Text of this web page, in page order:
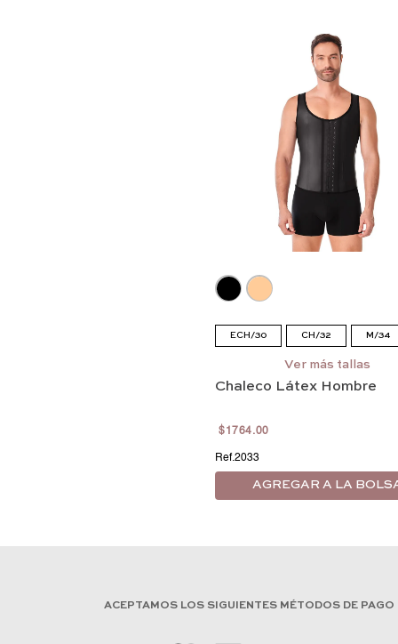
ECH/30 CH/32 M/34
EG/38 EEG/40
EEEG/42
Ver más tallas
Chaleco Látex Hombre
$1764.00
2033
AGREGAR A LA
ACEPTAMOS LOS SIGUIENTES MÉTODOS DE PAGO